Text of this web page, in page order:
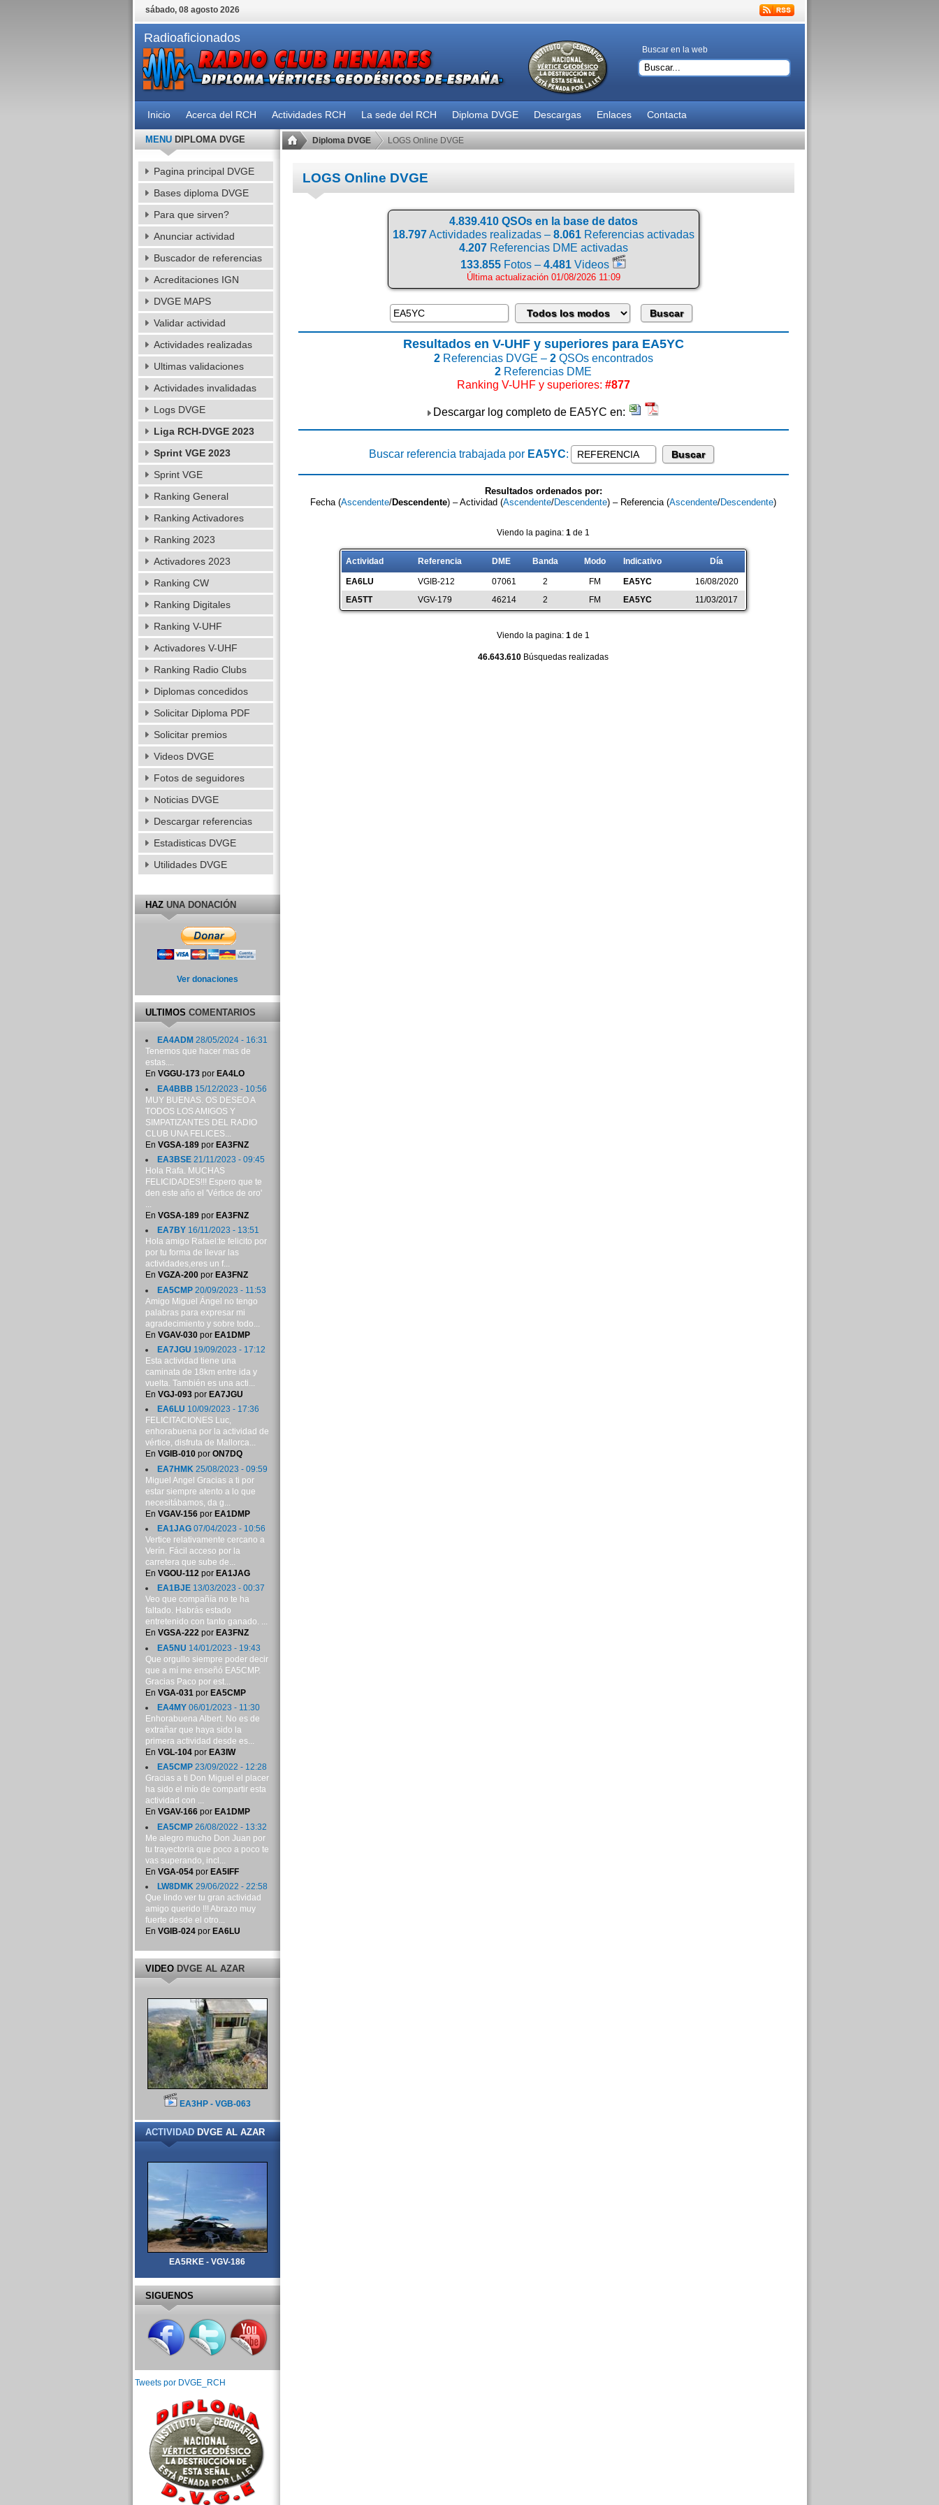
sábado, 08 agosto 2026
Radioaficionados
Buscar en la web
Inicio Acerca del RCH Actividades RCH La sede del RCH Diploma DVGE Descargas Enlaces Contacta
Diploma DVGE LOGS Online DVGE
LOGS Online DVGE
4.839.410 QSOs en la base de datos
18.797Actividades realizadas – 8.061Referencias activadas
4.207Referencias DME activadas
133.855 Fotos – 4.481 Videos
Última actualización 01/08/2026 11:09
Resultados en V-UHF y superiores para EA5YC
2Referencias DVGE – 2QSOs encontrados
2 Referencias DME
Ranking V-UHF y superiores: #877
Descargar log completo de EA5YC en:
Buscar referencia trabajada por EA5YC:
Resultados ordenados por:
Fecha (Ascendente/Descendente) – Actividad (Ascendente/Descendente) – Referencia (Ascendente/Descendente)
Viendo la pagina: 1 de 1
Actividad Referencia DME Banda Modo Indicativo Día
EA6LU VGIB-212 07061 2 FM EA5YC
16/08/2020
EA5TT
VGV-179 46214 2 FM EA5YC 11/03/2017
Viendo la pagina: 1 de 1
46.643.610 Búsquedas realizadas
MENUDIPLOMA DVGE
Pagina principal DVGE
Bases diploma DVGE
Para que sirven?
Anunciar actividad
Buscador de referencias
Acreditaciones IGN
DVGE MAPS
Validar actividad
Actividades realizadas
Ultimas validaciones
Actividades invalidadas
Logs DVGE
Liga RCH-DVGE 2023
Sprint VGE 2023
Sprint VGE
Ranking General
Ranking Activadores
Ranking 2023
Activadores 2023
Ranking CW
Ranking Digitales
Ranking V-UHF
Activadores V-UHF
Ranking Radio Clubs
Diplomas concedidos
Solicitar Diploma PDF
Solicitar premios
Videos DVGE
Fotos de seguidores
Noticias DVGE
Descargar referencias
Estadisticas DVGE
Utilidades DVGE
HAZUNA DONACIÓN
Ver donaciones
ULTIMOSCOMENTARIOS
EA4ADM 28/05/2024 - 16:31
Tenemos que hacer mas de
estas....
En VGGU-173por EA4LO
EA4BBB 15/12/2023 - 10:56
MUY BUENAS. OS DESEO A
TODOS LOS AMIGOS Y
SIMPATIZANTES DEL RADIO
CLUB UNA FELICES...
En VGSA-189por EA3FNZ
EA3BSE21/11/2023 - 09:45
Hola Rafa. MUCHAS
FELICIDADES!!! Espero que te
den este año el 'Vértice de oro'
...
En VGSA-189por EA3FNZ
EA7BY16/11/2023 - 13:51
Hola amigo Rafael:te felicito por
por tu forma de llevar las
actividades,eres un f...
En VGZA-200por EA3FNZ
EA5CMP20/09/2023 - 11:53
Amigo Miguel Ángel no tengo
palabras para expresar mi
agradecimiento y sobre todo...
En VGAV-030por EA1DMP
EA7JGU 19/09/2023 - 17:12
Esta actividad tiene una
caminata de 18km entre ida y
vuelta. También es una acti...
En VGJ-093por EA7JGU
EA6LU 10/09/2023 - 17:36
FELICITACIONES Luc,
enhorabuena por la actividad de
vértice, disfruta de Mallorca...
En VGIB-010por ON7DQ
EA7HMK 25/08/2023 - 09:59
Miguel Angel Gracias a ti por
estar siempre atento a lo que
necesitábamos, da g...
En VGAV-156por EA1DMP
EA1JAG07/04/2023 - 10:56
Vertice relativamente cercano a
Verín. Fácil acceso por la
carretera que sube de...
En VGOU-112por EA1JAG
EA1BJE13/03/2023 - 00:37
Veo que compañía no te ha
faltado. Habrás estado
entretenido con tanto ganado. ...
En VGSA-222por EA3FNZ
EA5NU 14/01/2023 - 19:43
Que orgullo siempre poder decir
que a mí me enseñó EA5CMP.
Gracias Paco por est...
En VGA-031 por EA5CMP
EA4MY06/01/2023 - 11:30
Enhorabuena Albert. No es de
extrañar que haya sido la
primera actividad desde es...
En VGL-104por EA3IW
EA5CMP23/09/2022 - 12:28
Gracias a ti Don Miguel el placer
ha sido el mío de compartir esta
actividad con ...
En VGAV-166por EA1DMP
EA5CMP26/08/2022 - 13:32
Me alegro mucho Don Juan por
tu trayectoria que poco a poco te
vas superando, incl...
En VGA-054por EA5IFF
LW8DMK29/06/2022 - 22:58
Que lindo ver tu gran actividad
amigo querido !!! Abrazo muy
fuerte desde el otro...
En VGIB-024por EA6LU
VIDEODVGE AL AZAR
EA3HP - VGB-063
ACTIVIDADDVGE AL AZAR
EA5RKE - VGV-186
SIGUENOS
Tweets por DVGE_RCH